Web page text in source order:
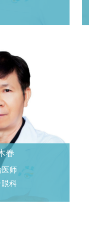
春
医师
科